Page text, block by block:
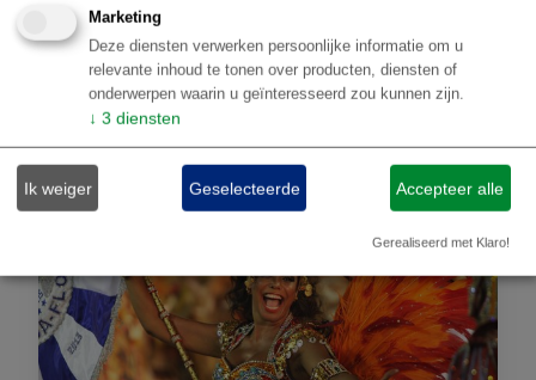
Details
Marketing
Deze diensten verwerken persoonlijke informatie om u
relevante inhoud te tonen over producten, diensten of
onderwerpen waarin u geïnteresseerd zou kunnen zijn.
↓ 3 diensten
Ik weiger Geselecteerde Accepteer alle
Gerealiseerd met Klaro!